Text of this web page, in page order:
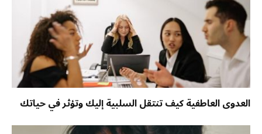
العدوى العاطفية كيف تنتقل السلبية إليك وتؤثر في حياتك